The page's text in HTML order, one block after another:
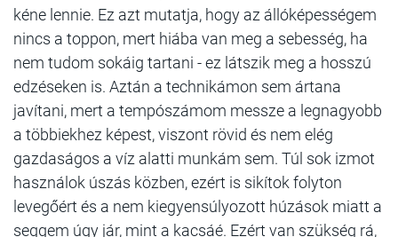
kéne lennie. Ez azt mutatja, hogy az állóképességem
nincs a toppon, mert hiába van meg a sebesség, ha
nem tudom sokáig tartani - ez látszik meg a hosszú
edzéseken is. Aztán a technikámon sem ártana
javítani, mert a tempószámom messze a legnagyobb
a többiekhez képest, viszont rövid és nem elég
gazdaságos a víz alatti munkám sem. Túl sok izmot
használok úszás közben, ezért is sikítok folyton
levegőért és a nem kiegyensúlyozott húzások miatt a
seggem úgy jár, mint a kacsáé. Ezért van szükség rá,